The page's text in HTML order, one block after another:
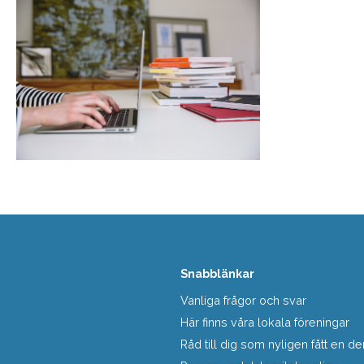
Snabblänkar
Vanliga frågor och svar
Här finns våra lokala föreningar
Råd till dig som nyligen fått en